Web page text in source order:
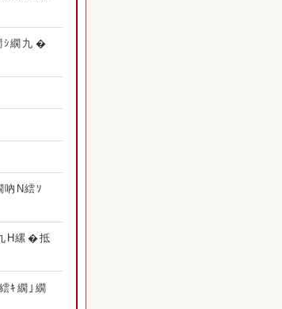
繝九�
吶Ν繧ｿ
Η縲�抵
ｷ繝｣繝